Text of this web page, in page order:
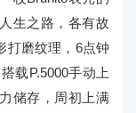
生之路，各有故
打磨纹理，6点钟
载P.5000手动上
储存，周初上满